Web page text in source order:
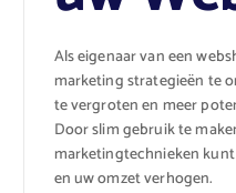
Als eigenaar van een
marketing strategieën te
te vergroten en meer
Door slim gebruik te
marketingtechnieken
en uw omzet verhogen.